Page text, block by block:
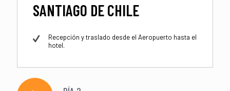
SANTIAGO DE CHILE
Recepción y traslado desde el Aeropuerto hasta el
hotel.